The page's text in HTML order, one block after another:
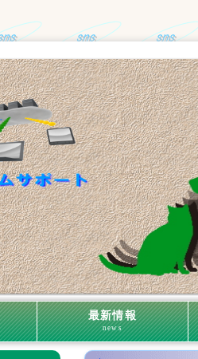
最新情報
news